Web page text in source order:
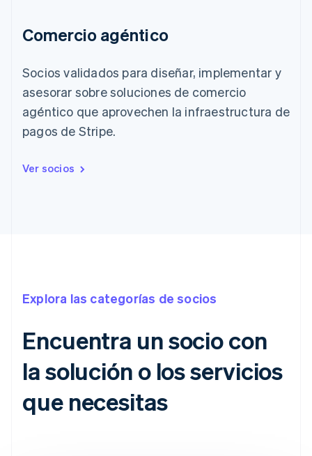
Comercio agéntico
Socios validados para diseñar, implementar y
asesorar sobre soluciones de comercio
agéntico que aprovechen la infraestructura de
pagos de Stripe.
Ver socios
Explora las categorías de socios
Encuentra un socio con
la solución o los servicios
que necesitas